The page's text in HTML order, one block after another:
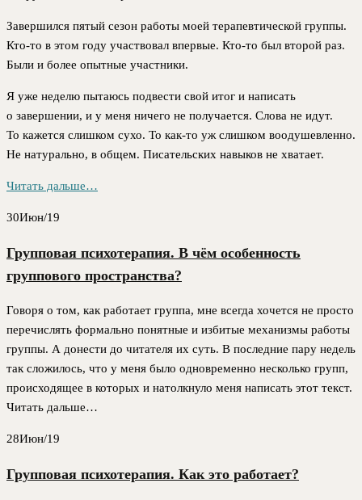
Завершился пятый сезон работы моей терапевтической группы.
Кто-то в этом году участвовал впервые. Кто-то был второй раз.
Были и более опытные участники.
Я уже неделю пытаюсь подвести свой итог и написать
о завершении, и у меня ничего не получается. Слова не идут.
То кажется слишком сухо. То как-то уж слишком воодушевленно.
Не натурально, в общем. Писательских навыков не хватает.
Читать дальше…
30Июн/19
Групповая психотерапия. В чём особенность
группового пространства?
Говоря о том, как работает группа, мне всегда хочется не просто
перечислять формально понятные и избитые механизмы работы
группы. А донести до читателя их суть. В последние пару недель
так сложилось, что у меня было одновременно несколько групп,
происходящее в которых и натолкнуло меня написать этот текст.
Читать дальше…
28Июн/19
Групповая психотерапия. Как это работает?